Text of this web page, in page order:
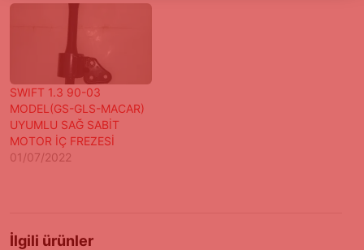
SWIFT 1.3 90-03
MODEL(GS-GLS-MACAR)
UYUMLU SAĞ SABİT
MOTOR İÇ FREZESİ
01/07/2022
İlgili ürünler